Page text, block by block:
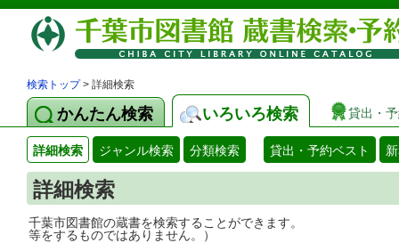
検索トップ> 詳細検索
かんたん検索 いろいろ検索 貸出・
詳細検索 ジャンル検索 分類検索 貸出・予約ベスト
詳細検索
千葉市図書館の蔵書を検索することがで
等をするものではありません。）